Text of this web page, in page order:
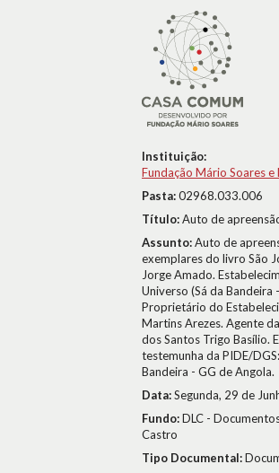
Instituição:
Fundação Mário Soares
Pasta:02968.033.006
Título:Auto de
Assunto:Auto de
exemplares do livro São
Jorge Amado.
Universo (Sá da Bandeira
Proprietário do
Martins Arezes. Agente
dos Santos Trigo Basílio.
testemunha da PIDE/
Bandeira - GG de Angola.
Data:Segunda, 29 de
Fundo:DLC -
Castro
Tipo Documental: